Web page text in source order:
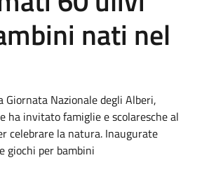
nati nel
Giornata Nazionale degli Alberi,
ha invitato famiglie e scolaresche al
celebrare la natura. Inaugurate
giochi per bambini